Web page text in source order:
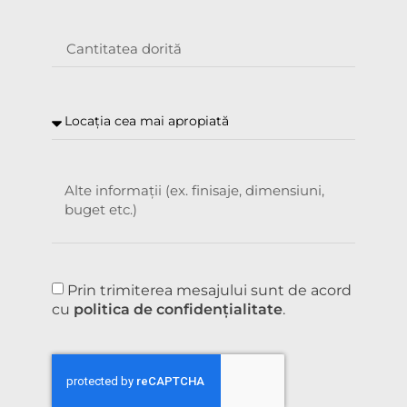
Prin trimiterea mesajului sunt de acord
cu politica de confidențialitate.